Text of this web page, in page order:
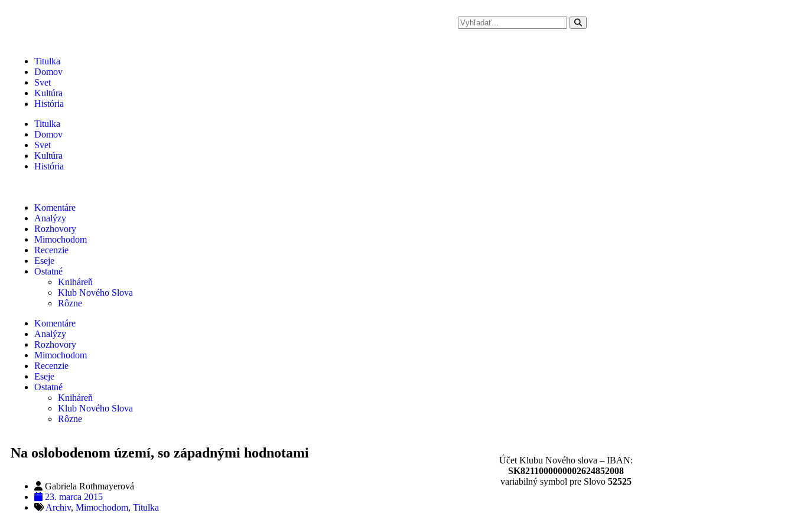
Titulka
Domov
Svet
Kultúra
História
Titulka
Domov
Svet
Kultúra
História
Komentáre
Analýzy
Rozhovory
Mimochodom
Recenzie
Eseje
Ostatné
Kniháreň
Klub Nového Slova
Rôzne
Komentáre
Analýzy
Rozhovory
Mimochodom
Recenzie
Eseje
Ostatné
Kniháreň
Klub Nového Slova
Rôzne
Na oslobodenom území, so západnými hodnotami
Gabriela Rothmayerová
23. marca 2015
Archiv, Mimochodom, Titulka
Účet Klubu Nového slova – IBAN:
SK8211000000002624852008
variabilný symbol pre Slovo 52525